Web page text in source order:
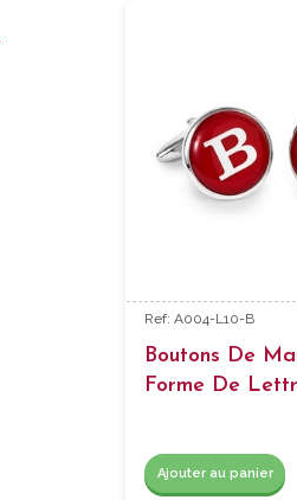
Ref: A004-L10-B
Boutons De
Forme De
Ajouter au panier